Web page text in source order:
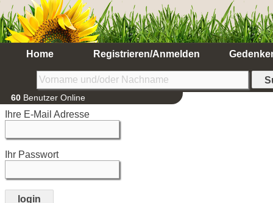
Home Registrieren/Anmelden
60 Benutzer Online
Ihre E-Mail Adresse
Ihr Passwort